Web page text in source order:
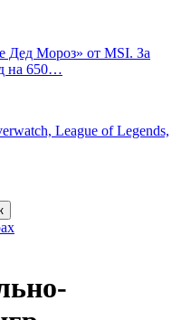
Дед Мороз» от MSI. За
на 650…
League of Legends,